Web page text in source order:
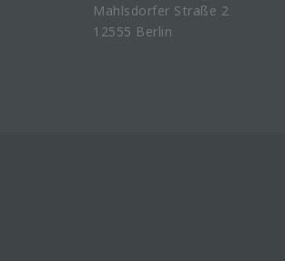
Mahlsdorfer Straße 2
12555 Berlin